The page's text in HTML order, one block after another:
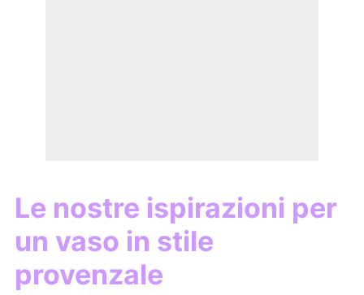
Le nostre ispirazioni per
un vaso in stile
provenzale